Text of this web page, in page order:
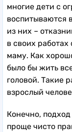
многие дети с
воспитываются
из них –
в своих
маму. Как
было бы жить
головой. Такие
взрослый
Конечно,
проще чисто